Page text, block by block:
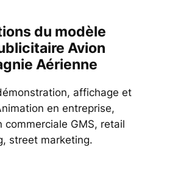
du modèle
Avion
Aérienne
affichage et
en entreprise,
commerciale GMS, retail
street marketing.